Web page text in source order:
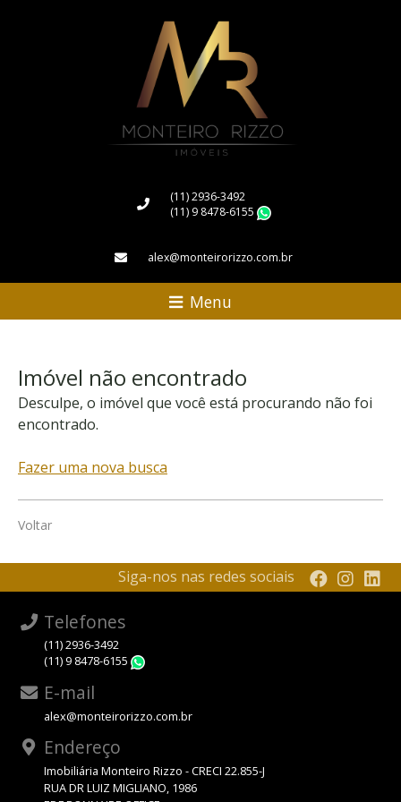
(11) 2936-3492
(11) 9 8478-6155
alex@monteirorizzo.com.br
Menu
Imóvel não encontrado
Desculpe, o imóvel que você está procurando não foi
encontrado.
Fazer uma nova busca
Voltar
Siga-nos nas redes sociais
Telefones
(11) 2936-3492
(11) 9 8478-6155
E-mail
alex@monteirorizzo.com.br
Endereço
Imobiliária Monteiro Rizzo - CRECI 22.855-J
RUA DR LUIZ MIGLIANO, 1986